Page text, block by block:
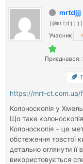
mrtdjjj
(@mrtdjjj)
Учасник
Приєднався:
https://mrt-ct.com.ua/
Колоноскопія у
Що таке
Колоноскопія – це
обстеження товстої
детально оглянути
використовується